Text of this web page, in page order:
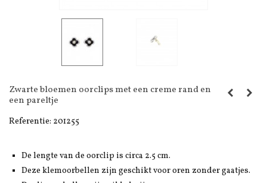
Zwarte bloemen oorclips met een creme rand en
een pareltje
Referentie: 201255
De lengte van de oorclip is circa 2.5 cm.
Deze klemoorbellen zijn geschikt voor oren zonder gaatjes.